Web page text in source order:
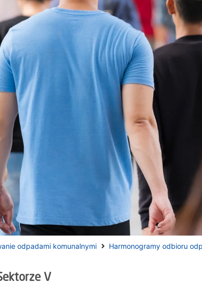
odpadami komunalnymi Harmonogramy odbioru
V